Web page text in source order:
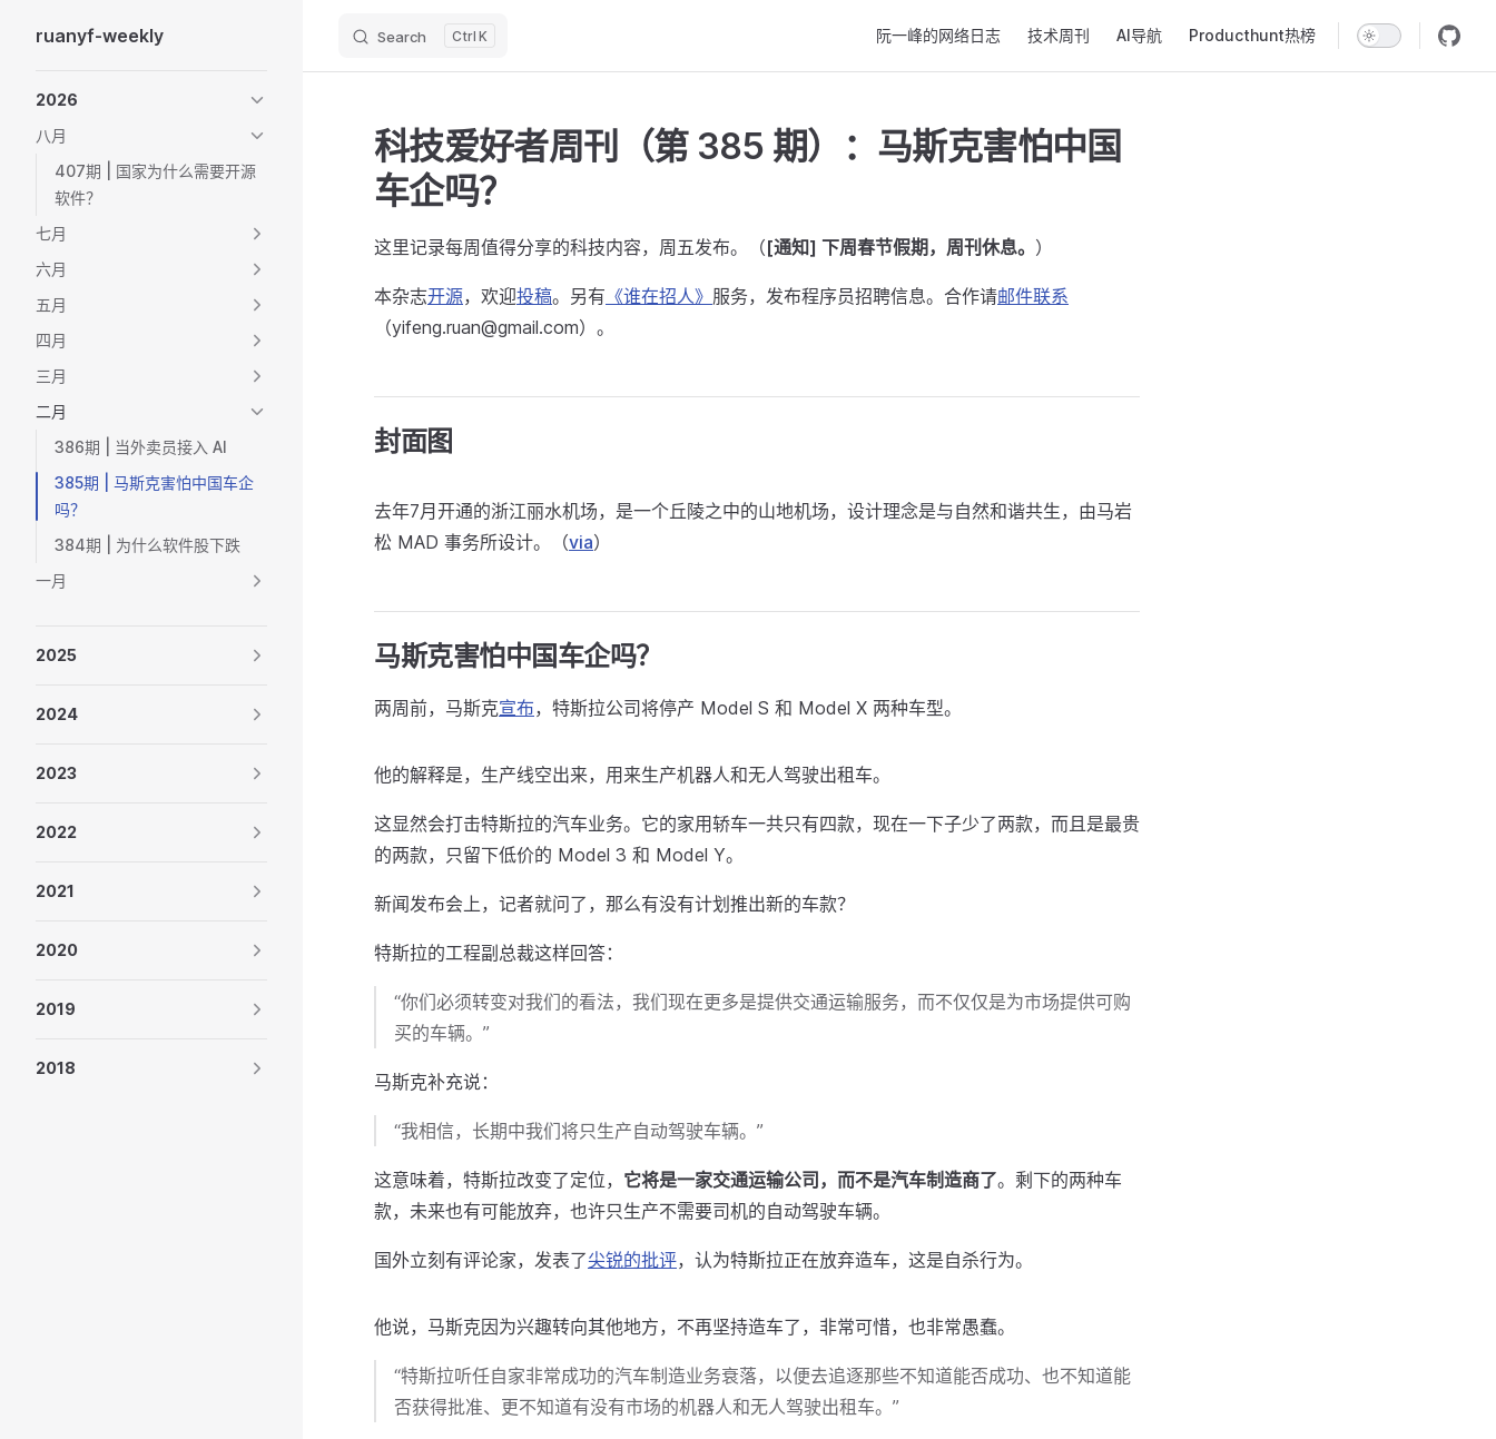
Skip to content
ruanyf-weekly Search K 阮一峰的网络日志 技术周刊 AI导航 Producthunt热榜
2026
八月
407期 | 国家为什么需要开源
软件？
七月
六月
五月
四月
三月
二月
386期 | 当外卖员接入 AI
385期 | 马斯克害怕中国车企
吗？
384期 | 为什么软件股下跌
一月
2025
2024
2023
2022
2021
2020
2019
2018
科技爱好者周刊（第 385 期）：马斯克害怕中国
车企吗？
这里记录每周值得分享的科技内容，周五发布。（[通知] 下周春节假期，周刊休息。 ）
本杂志开源，欢迎投稿。另有 《谁在招人》 服务，发布程序员招聘信息。合作请邮件联系
（yifeng.ruan@gmail.com）。
封面图
去年7月开通的浙江丽水机场，是一个丘陵之中的山地机场，设计理念是与自然和谐共生，由马岩
松 MAD 事务所设计。（via）
马斯克害怕中国车企吗？
两周前，马斯克宣布，特斯拉公司将停产 Model S 和 Model X 两种车型。
他的解释是，生产线空出来，用来生产机器人和无人驾驶出租车。
这显然会打击特斯拉的汽车业务。它的家用轿车一共只有四款，现在一下子少了两款，而且是最贵
的两款，只留下低价的 Model 3 和 Model Y。
新闻发布会上，记者就问了，那么有没有计划推出新的车款？
特斯拉的工程副总裁这样回答：
“你们必须转变对我们的看法，我们现在更多是提供交通运输服务，而不仅仅是为市场提供可购
买的车辆。”
马斯克补充说：
“我相信，长期中我们将只生产自动驾驶车辆。”
这意味着，特斯拉改变了定位， 它将是一家交通运输公司，而不是汽车制造商了。剩下的两种车
款，未来也有可能放弃，也许只生产不需要司机的自动驾驶车辆。
国外立刻有评论家，发表了尖锐的批评，认为特斯拉正在放弃造车，这是自杀行为。
他说，马斯克因为兴趣转向其他地方，不再坚持造车了，非常可惜，也非常愚蠢。
“特斯拉听任自家非常成功的汽车制造业务衰落，以便去追逐那些不知道能否成功、也不知道能
否获得批准、更不知道有没有市场的机器人和无人驾驶出租车。”